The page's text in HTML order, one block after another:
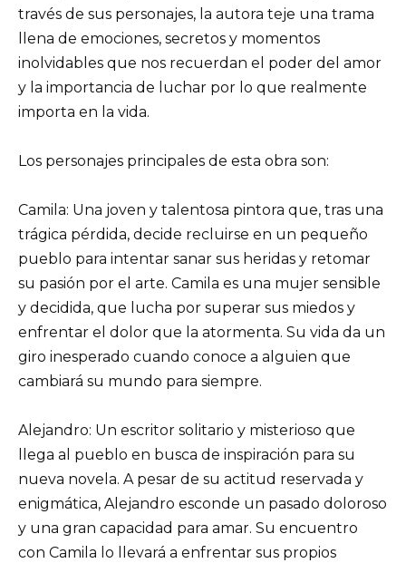
través de sus personajes, la autora teje una trama
llena de emociones, secretos y momentos
inolvidables que nos recuerdan el poder del amor
y la importancia de luchar por lo que realmente
importa en la vida.
Los personajes principales de esta obra son:
Camila: Una joven y talentosa pintora que, tras una
trágica pérdida, decide recluirse en un pequeño
pueblo para intentar sanar sus heridas y retomar
su pasión por el arte. Camila es una mujer sensible
y decidida, que lucha por superar sus miedos y
enfrentar el dolor que la atormenta. Su vida da un
giro inesperado cuando conoce a alguien que
cambiará su mundo para siempre.
Alejandro: Un escritor solitario y misterioso que
llega al pueblo en busca de inspiración para su
nueva novela. A pesar de su actitud reservada y
enigmática, Alejandro esconde un pasado doloroso
y una gran capacidad para amar. Su encuentro
con Camila lo llevará a enfrentar sus propios